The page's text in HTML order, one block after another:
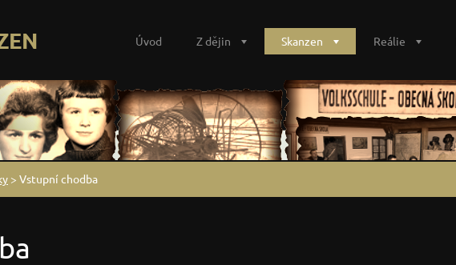
Úvod Z dějin Skanzen Reálie
> Vstupní chodba